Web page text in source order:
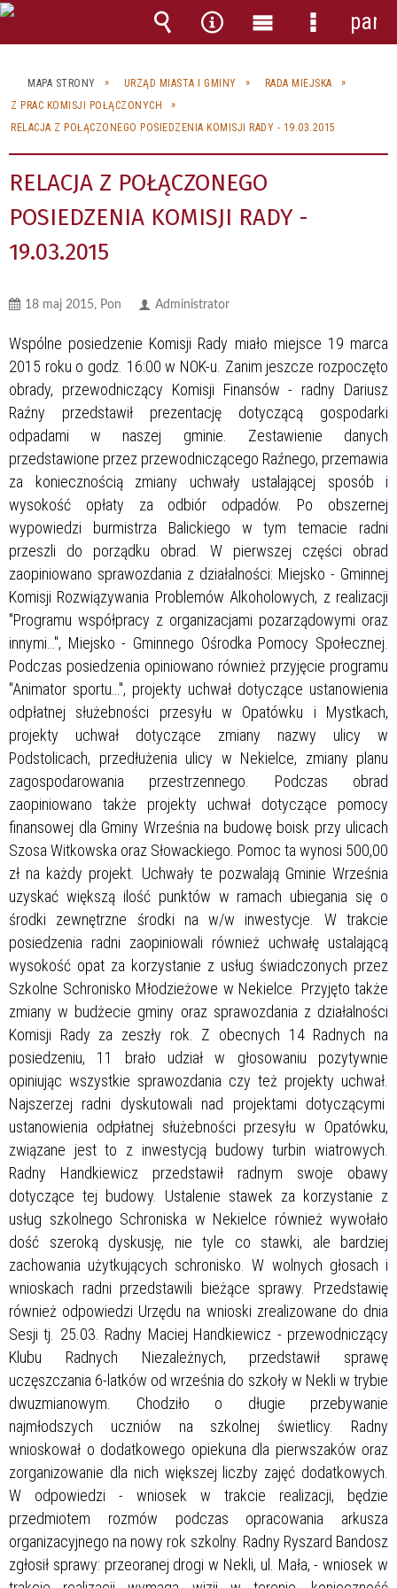
MAPA STRONY URZĄD MIASTA I GMINY
RADA MIEJSKA
Z PRAC KOMISJI POŁĄCZONYCH
RELACJA Z POŁĄCZONEGO POSIEDZENIA KOMISJI RADY - 19.03.2015
RELACJA Z POŁĄCZONEGO
POSIEDZENIA KOMISJI RADY -
19.03.2015
18 maj 2015, Pon Administrator
Wspólne posiedzenie Komisji Rady miało miejsce 19 marca
2015 roku o godz. 16:00 w NOK-u. Zanim jeszcze rozpoczęto
obrady, przewodniczący Komisji Finansów - radny Dariusz
Raźny przedstawił prezentację dotyczącą gospodarki
odpadami w naszej gminie. Zestawienie danych
przedstawione przez przewodniczącego Raźnego, przemawia
za koniecznością zmiany uchwały ustalającej sposób i
wysokość opłaty za odbiór odpadów. Po obszernej
wypowiedzi burmistrza Balickiego w tym temacie radni
przeszli do porządku obrad. W pierwszej części obrad
zaopiniowano sprawozdania z działalności: Miejsko - Gminnej
Komisji Rozwiązywania Problemów Alkoholowych, z realizacji
"Programu współpracy z organizacjami pozarządowymi oraz
innymi…", Miejsko - Gminnego Ośrodka Pomocy Społecznej.
Podczas posiedzenia opiniowano również przyjęcie programu
"Animator sportu…", projekty uchwał dotyczące ustanowienia
odpłatnej służebności przesyłu w Opatówku i Mystkach,
projekty uchwał dotyczące zmiany nazwy ulicy w
Podstolicach, przedłużenia ulicy w Nekielce, zmiany planu
zagospodarowania przestrzennego. Podczas obrad
zaopiniowano także projekty uchwał dotyczące pomocy
finansowej dla Gminy Września na budowę boisk przy ulicach
Szosa Witkowska oraz Słowackiego. Pomoc ta wynosi 500,00
zł na każdy projekt. Uchwały te pozwalają Gminie Września
uzyskać większą ilość punktów w ramach ubiegania się o
środki zewnętrzne środki na w/w inwestycje. W trakcie
posiedzenia radni zaopiniowali również uchwałę ustalającą
wysokość opat za korzystanie z usług świadczonych przez
Szkolne Schronisko Młodzieżowe w Nekielce. Przyjęto także
zmiany w budżecie gminy oraz sprawozdania z działalności
Komisji Rady za zeszły rok. Z obecnych 14 Radnych na
posiedzeniu, 11 brało udział w głosowaniu pozytywnie
opiniując wszystkie sprawozdania czy też projekty uchwał.
Najszerzej radni dyskutowali nad projektami dotyczącymi
ustanowienia odpłatnej służebności przesyłu w Opatówku,
związane jest to z inwestycją budowy turbin wiatrowych.
Radny Handkiewicz przedstawił radnym swoje obawy
dotyczące tej budowy. Ustalenie stawek za korzystanie z
usług szkolnego Schroniska w Nekielce również wywołało
dość szeroką dyskusję, nie tyle co stawki, ale bardziej
zachowania użytkujących schronisko. W wolnych głosach i
wnioskach radni przedstawili bieżące sprawy. Przedstawię
również odpowiedzi Urzędu na wnioski zrealizowane do dnia
Sesji tj. 25.03. Radny Maciej Handkiewicz - przewodniczący
Klubu Radnych Niezależnych, przedstawił sprawę
uczęszczania 6-latków od września do szkoły w Nekli w trybie
dwuzmianowym. Chodziło o długie przebywanie
najmłodszych uczniów na szkolnej świetlicy. Radny
wnioskował o dodatkowego opiekuna dla pierwszaków oraz
zorganizowanie dla nich większej liczby zajęć dodatkowych.
W odpowiedzi - wniosek w trakcie realizacji, będzie
przedmiotem rozmów podczas opracowania arkusza
organizacyjnego na nowy rok szkolny. Radny Ryszard Bandosz
zgłosił sprawy: przeoranej drogi w Nekli, ul. Mała, - wniosek w
Wyszukiwarka
Narzędzia
Menu
główne
Menu